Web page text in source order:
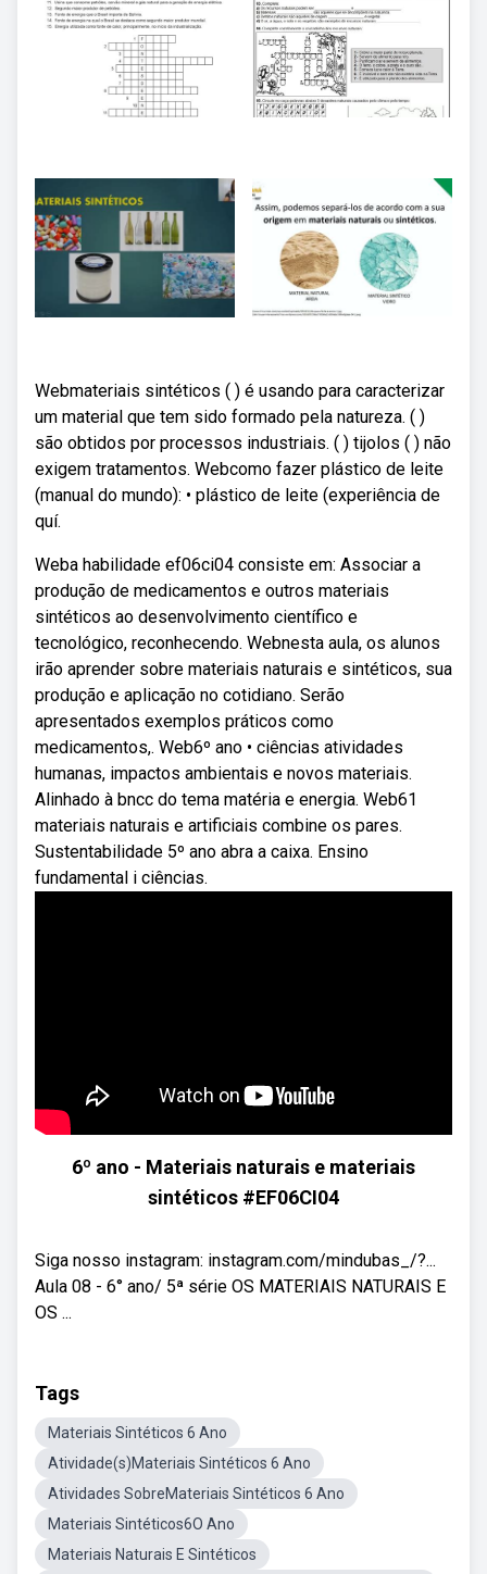
Webmateriais sintéticos ( ) é usando para caracterizar
um material que tem sido formado pela natureza. ( )
são obtidos por processos industriais. ( ) tijolos ( ) não
exigem tratamentos. Webcomo fazer plástico de leite
(manual do mundo): • plástico de leite (experiência de
quí.
Weba habilidade ef06ci04 consiste em: Associar a
produção de medicamentos e outros materiais
sintéticos ao desenvolvimento científico e
tecnológico, reconhecendo. Webnesta aula, os alunos
irão aprender sobre materiais naturais e sintéticos, sua
produção e aplicação no cotidiano. Serão
apresentados exemplos práticos como
medicamentos,. Web6º ano • ciências atividades
humanas, impactos ambientais e novos materiais.
Alinhado à bncc do tema matéria e energia. Web61
materiais naturais e artificiais combine os pares.
Sustentabilidade 5º ano abra a caixa. Ensino
fundamental i ciências.
6º ano - Materiais naturais e materiais
sintéticos #EF06CI04
Siga nosso instagram: instagram.com/mindubas_/?...
Aula 08 - 6° ano/ 5ª série OS MATERIAIS NATURAIS E
OS ...
Tags
Materiais Sintéticos 6 Ano
Atividade(s)Materiais Sintéticos 6 Ano
Atividades SobreMateriais Sintéticos 6 Ano
Materiais Sintéticos6O Ano
Materiais Naturais E Sintéticos